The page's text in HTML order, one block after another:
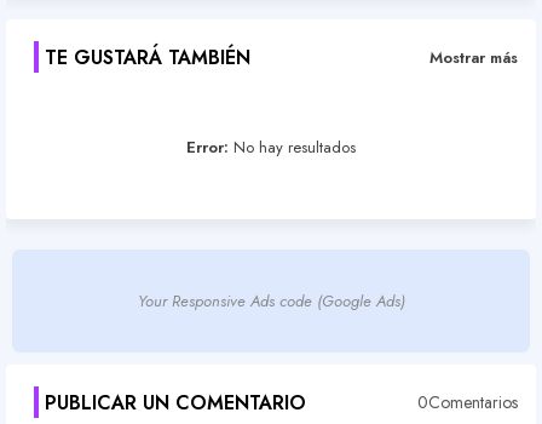
TE GUSTARÁ TAMBIÉN Mostrar más
Error: No hay resultados
Your Responsive Ads code (Google Ads)
PUBLICAR UN COMENTARIO 0Comentarios